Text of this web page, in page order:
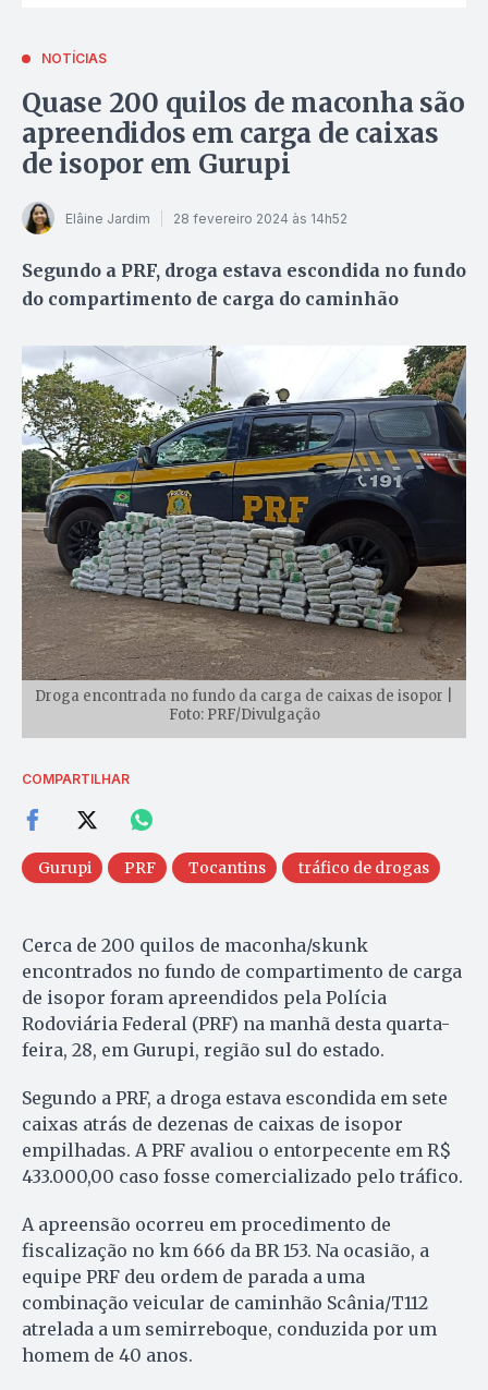
NOTÍCIAS
Quase 200 quilos de maconha são
apreendidos em carga de caixas
de isopor em Gurupi
Elâine Jardim 28 fevereiro 2024 às 14h52
Segundo a PRF, droga estava escondida no fundo
do compartimento de carga do caminhão
Droga encontrada no fundo da carga de caixas de isopor |
Foto: PRF/Divulgação
COMPARTILHAR
Gurupi PRF Tocantins tráfico de drogas
Cerca de 200 quilos de maconha/skunk
encontrados no fundo de compartimento de carga
de isopor foram apreendidos pela Polícia
Rodoviária Federal (PRF) na manhã desta quarta-
feira, 28, em Gurupi, região sul do estado.
Segundo a PRF, a droga estava escondida em sete
caixas atrás de dezenas de caixas de isopor
empilhadas. A PRF avaliou o entorpecente em R$
433.000,00 caso fosse comercializado pelo tráfico.
A apreensão ocorreu em procedimento de
fiscalização no km 666 da BR 153. Na ocasião, a
equipe PRF deu ordem de parada a uma
combinação veicular de caminhão Scânia/T112
atrelada a um semirreboque, conduzida por um
homem de 40 anos.